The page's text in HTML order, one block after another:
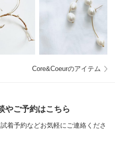
Core&Coeurのアイテム
やご予約はこちら
着予約などお気軽にご連絡くださ